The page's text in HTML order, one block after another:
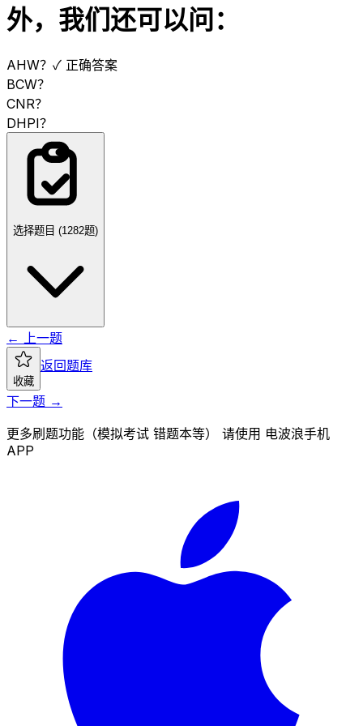
外，我们还可以问：
AHW？ ✓ 正确答案
BCW？
CNR？
DHPI？
选择题目 (1282题)
← 上一题
收藏
返回题库
下一题 →
更多刷题功能（模拟考试 错题本等） 请使用 电波浪手机
APP